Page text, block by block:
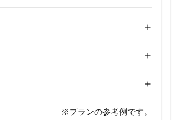
+
+
+
※プランの参考例です。